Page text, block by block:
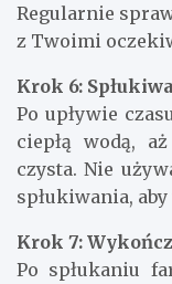
Regularnie
z Twoimi
Krok 6:
Po upływie
ciepłą wodą,
czysta. Nie
spłukiwania,
Krok 7:
Po spłukaniu